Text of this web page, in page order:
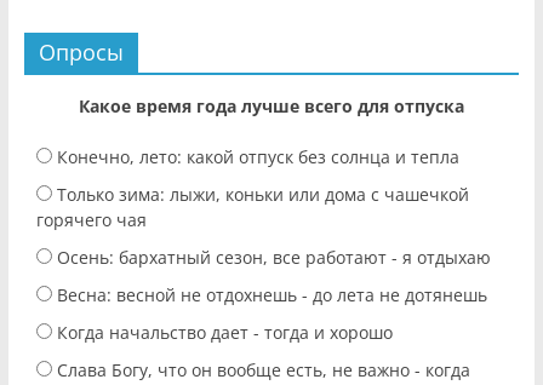
Опросы
Какое время года лучше всего для отпуска
Конечно, лето: какой отпуск без солнца и тепла
Только зима: лыжи, коньки или дома с чашечкой
горячего чая
Осень: бархатный сезон, все работают - я отдыхаю
Весна: весной не отдохнешь - до лета не дотянешь
Когда начальство дает - тогда и хорошо
Слава Богу, что он вообще есть, не важно - когда